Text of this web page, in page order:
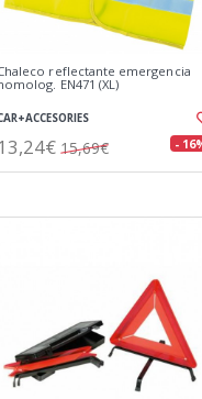
reflectante emergencia
EN471 (XL)
13,24€ 15,69€ -